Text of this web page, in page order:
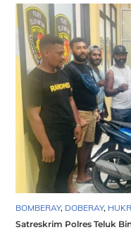
BOMBERAY, DOBERAY,
Satreskrim Polres Teluk